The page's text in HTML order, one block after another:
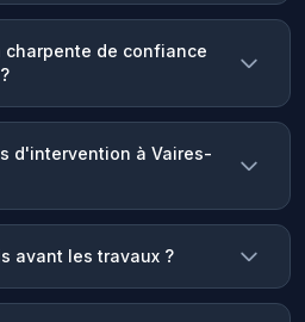
charpente de confiance
d'intervention à Vaires-
avant les travaux ?